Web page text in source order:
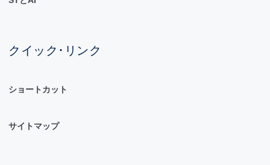
クイック･リンク
ショートカット
サイトマップ